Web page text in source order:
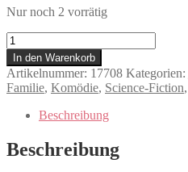
Nur noch 2 vorrätig
Turtles
-
Der
Film
Menge
In den Warenkorb
Artikelnummer: 17708 Kategorien:
Familie, Komödie, Science-Fiction,
Beschreibung
Beschreibung